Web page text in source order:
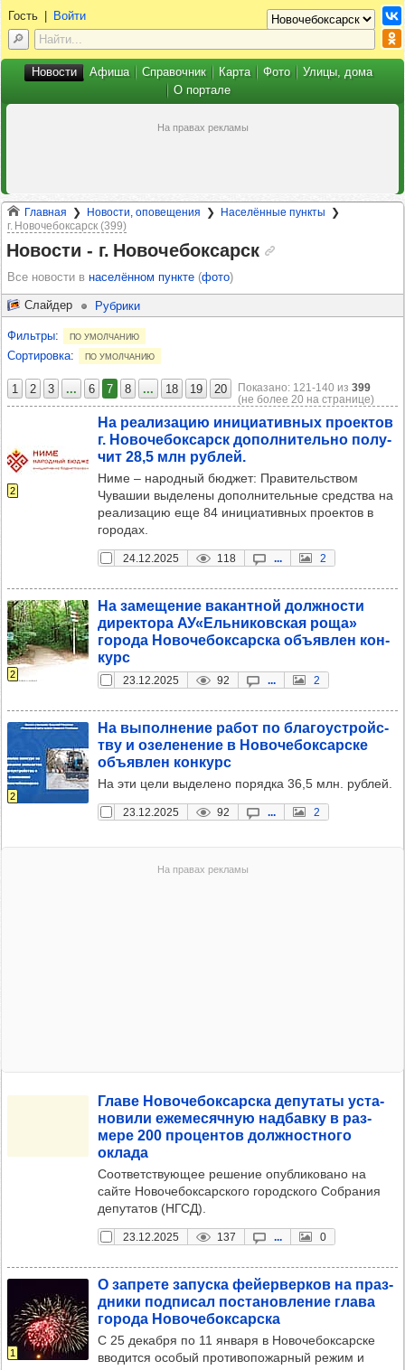
Главная Новости, оповещения
Населённые пункты
г. Новочебоксарск (399)
Новости -​ г. Новочебоксарск
Все новости в населённом пункте (фото)
Слайдер Рубрики
Фильтры: по умолчанию
Сортировка: по умолчанию
1 2 3 ... 6 7 8 ... 18 19 20 Показано: 121‑140 из 399
(не более 20 на странице)
2
На реали­за­цию ини­ци­атив­ных про­ек­тов
г. Ново­че­бок­сарск допол­ни­тельно полу­
чит 28,5 млн руб­лей.
Ниме – народный бюджет: Правительством
Чувашии выделены дополнительные средства на
реализацию еще 84 инициативных проектов в
городах.
24.12.2025 118 ... 2
2
На заме­ще­ние вакан­тной дол­жности
дирек­тора АУ«Ель­ни­ков­ская роща»
города Ново­че­бок­сар­ска объ­яв­лен кон­
курс
23.12.2025 92 ... 2
2
На выпол­не­ние работ по бла­го­ус­тройс­
тву и озе­ле­не­ние в Ново­че­бок­сар­ске
объ­яв­лен кон­курс
На эти цели выделено порядка 36,5 млн. рублей.
23.12.2025 92 ... 2
Главе Ново­че­бок­сар­ска депу­таты уста­
но­вили еже­ме­сяч­ную над­бавку в раз­
мере 200 про­цен­тов дол­жнос­тного
оклада
Соответствующее решение опубликовано на
сайте Новочебоксарского городского Собрания
депутатов (НГСД).
23.12.2025 137 ... 0
1
О зап­рете запуска фей­ер­вер­ков на праз­
дники под­пи­сал пос­та­нов­ле­ние глава
города Ново­че­бок­сар­ска
С 25 декабря по 11 января в Новочебоксарске
вводится особый противопожарный режим и
Гость| Войти
Новости Афиша Справочник Карта Фото
Улицы, дома
О портале